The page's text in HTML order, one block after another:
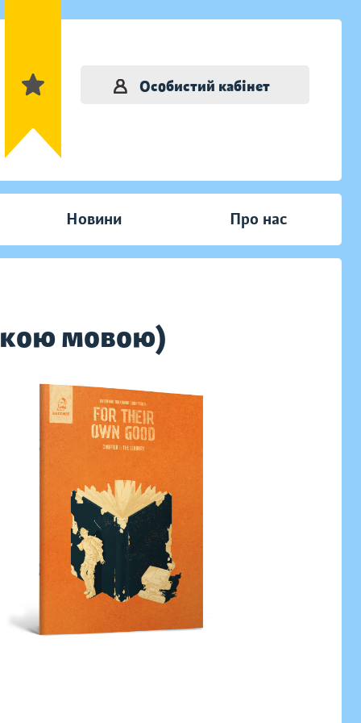
Особистий кабінет
Новини Про нас
мовою)